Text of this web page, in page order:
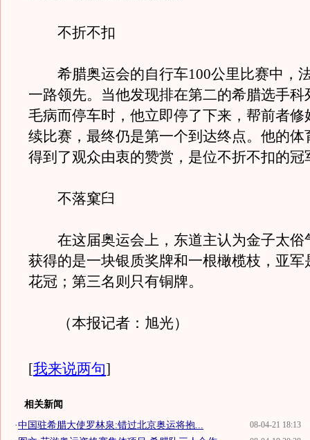
不折不扣
希腊奥运会的自行车100公里比赛中，
一路领先。当他发现排在第二的希腊选手科
毛病而停车时，他立即停了下来，帮前者修
续比赛，最终仍是第一个到达终点。他的体
得到了观众由衷的赞赏，是位不折不扣的冠
不落窠臼
在这届奥运会上，东道主认为金子太俗
获得的是一块银质奖牌和一根橄榄枝，亚军
花冠；第三名则只有铜牌。
（本报记者：旭光）
[我来说两句]
相关新闻
08-04-21 18:13
·中国驻希腊大使罗林泉:错过北京奥运将抱...